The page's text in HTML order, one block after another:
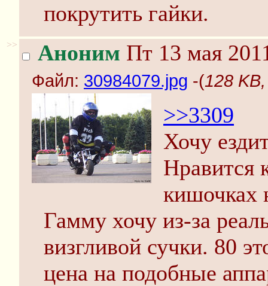
покрутить гайки.
>> Аноним Пт 13 мая
Файл: 30984079.jpg -(128
>>3309
Хочу
Нравится
кишочках
Гамму хочу из-за
визгливой сучки. 80
цена на подобные